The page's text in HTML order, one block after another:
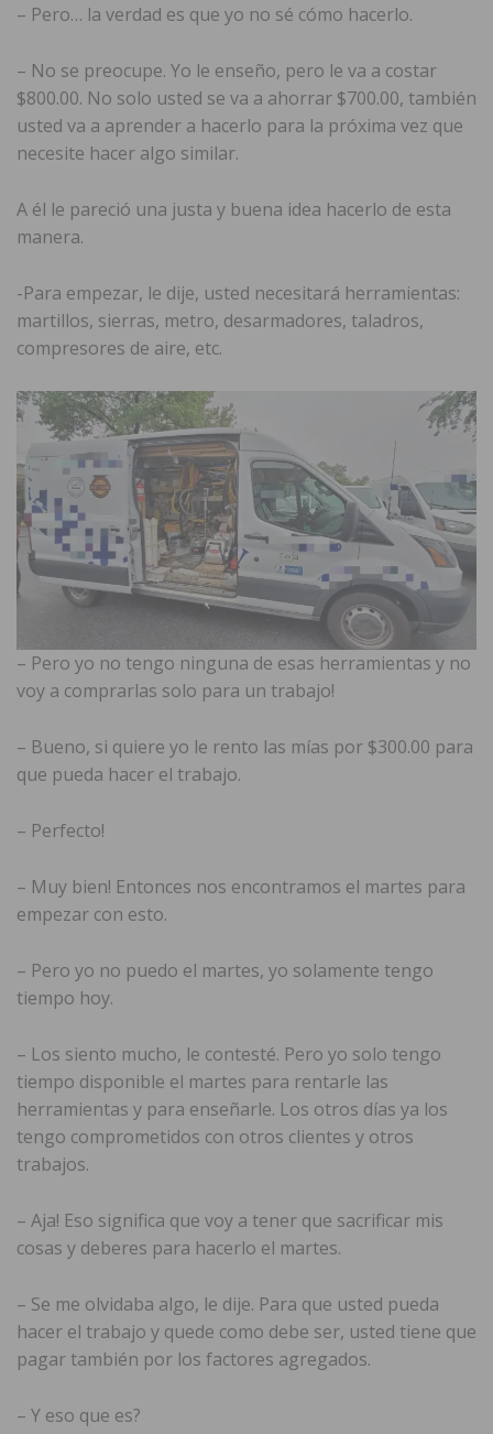
– Pero… la verdad es que yo no sé cómo hacerlo.
– No se preocupe. Yo le enseño, pero le va a costar
$800.00. No solo usted se va a ahorrar $700.00, también
usted va a aprender a hacerlo para la próxima vez que
necesite hacer algo similar.
A él le pareció una justa y buena idea hacerlo de esta
manera.
-Para empezar, le dije, usted necesitará herramientas:
martillos, sierras, metro, desarmadores, taladros,
compresores de aire, etc.
– Pero yo no tengo ninguna de esas herramientas y no
voy a comprarlas solo para un trabajo!
– Bueno, si quiere yo le rento las mías por $300.00 para
que pueda hacer el trabajo.
– Perfecto!
– Muy bien! Entonces nos encontramos el martes para
empezar con esto.
– Pero yo no puedo el martes, yo solamente tengo
tiempo hoy.
– Los siento mucho, le contesté. Pero yo solo tengo
tiempo disponible el martes para rentarle las
herramientas y para enseñarle. Los otros días ya los
tengo comprometidos con otros clientes y otros
trabajos.
– Aja! Eso significa que voy a tener que sacrificar mis
cosas y deberes para hacerlo el martes.
– Se me olvidaba algo, le dije. Para que usted pueda
hacer el trabajo y quede como debe ser, usted tiene que
pagar también por los factores agregados.
– Y eso que es?